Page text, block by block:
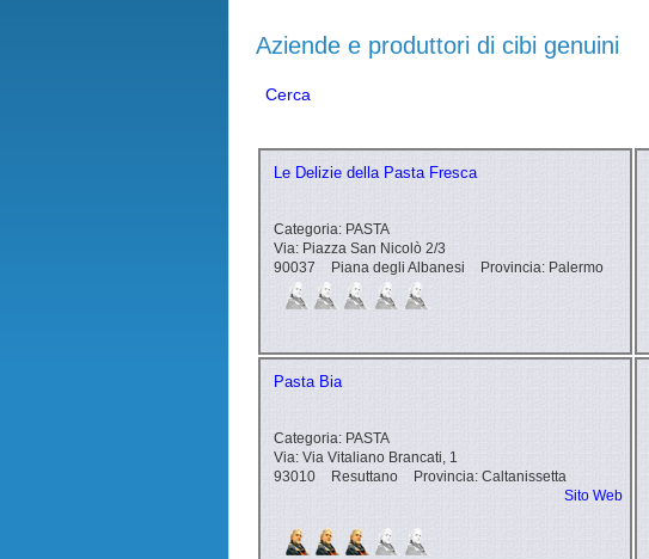
Aziende e produttori di cibi genuini
Cerca
Le Delizie della Pasta Fresca
Categoria:PASTA
Via:Piazza San Nicolò 2/3
90037
Piana degli Albanesi Provincia:Palermo
Pasta Bia
Categoria:PASTA
Via:Via Vitaliano Brancati, 1
93010
Resuttano Provincia:Caltanissetta
Sito Web